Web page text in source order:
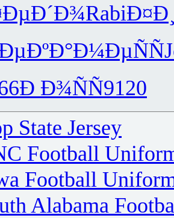
Rabi
Ð¼ÐµÑÑ
Ð Ð¾ÑÑ9120
State Jersey
Football
Football
Alabama